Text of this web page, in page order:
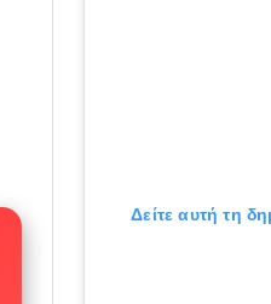
Δείτε αυτή τη